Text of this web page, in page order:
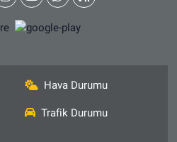
Hava Durumu
Trafik Durumu